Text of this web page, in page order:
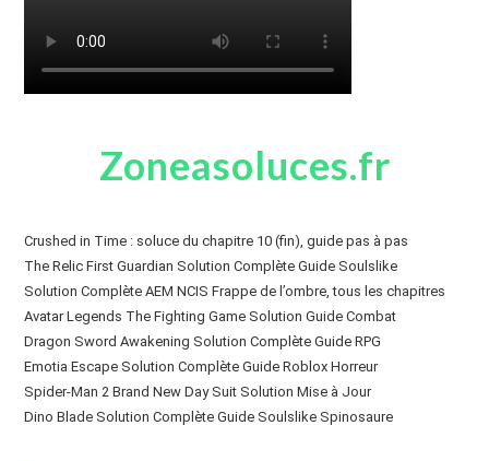
Zoneasoluces.fr
Crushed in Time : soluce du chapitre 10 (fin), guide pas à pas
The Relic First Guardian Solution Complète Guide Soulslike
Solution Complète AEM NCIS Frappe de l’ombre, tous les chapitres
Avatar Legends The Fighting Game Solution Guide Combat
Dragon Sword Awakening Solution Complète Guide RPG
Emotia Escape Solution Complète Guide Roblox Horreur
Spider-Man 2 Brand New Day Suit Solution Mise à Jour
Dino Blade Solution Complète Guide Soulslike Spinosaure